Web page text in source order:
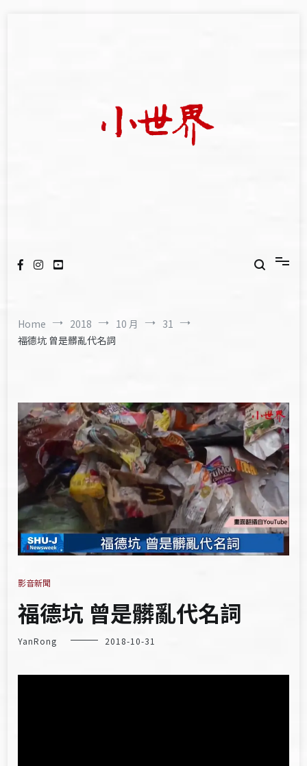
Home 2018 10 月
31
福德坑 曾是髒亂代名詞
影音新聞
福德坑 曾是髒亂代名詞
YanRong 2018-10-31